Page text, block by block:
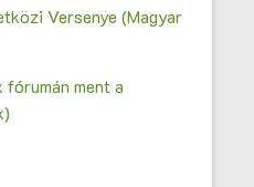
Versenye (Magyar
fórumán ment a